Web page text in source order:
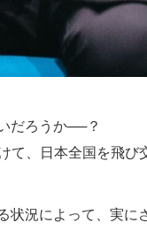
だろうか──？
、日本全国を飛び
状況によって、実に